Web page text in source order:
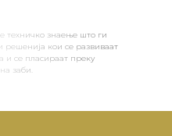
техничко знаење што ги
решенија кои се развиваат
и се пласираат преку
заби.